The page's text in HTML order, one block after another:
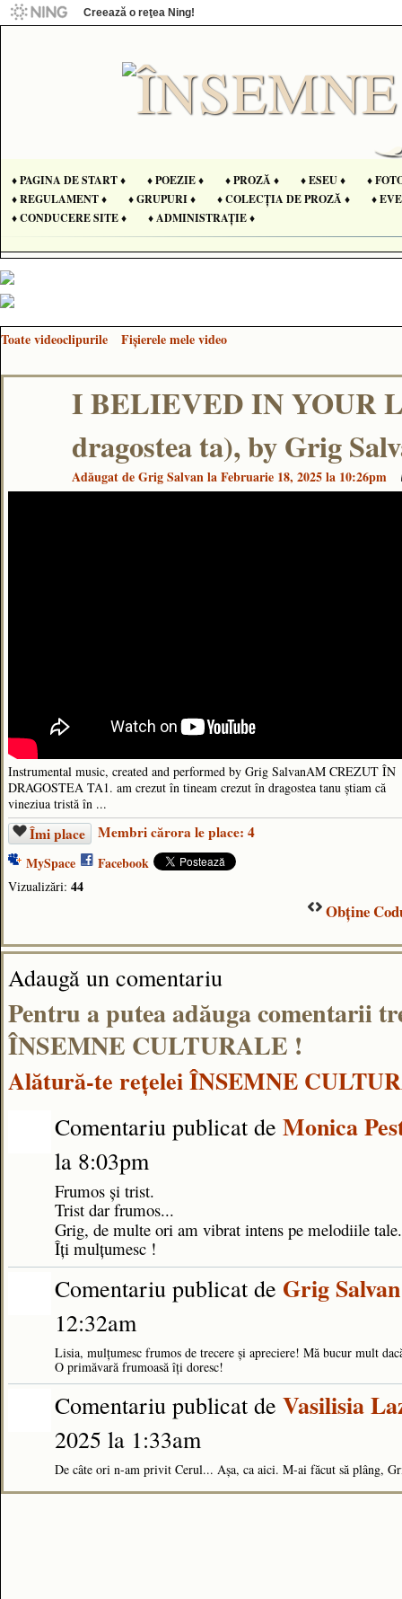
Creează o reţea Ning!
♦ PAGINA DE START ♦ ♦ POEZIE ♦ ♦ PROZĂ ♦ ♦ ESEU ♦
♦
♦ REGULAMENT ♦
♦ GRUPURI ♦ ♦ COLECȚIA DE PROZĂ ♦
♦
♦ CONDUCERE SITE ♦
♦ ADMINISTRAȚIE ♦
Toate videoclipurile Fişierele mele video
I BELIEVED IN YOUR
dragostea ta), by Grig
Adăugat deGrig Salvanla Februarie 18, 2025 la 10:26pm
Instrumental music, created and performed by Grig SalvanAM CREZUT ÎN
DRAGOSTEA TA1. am crezut în tineam crezut în dragostea tanu știam că
vineziua tristă în ...
Îmi place Membri cărora le place: 4
MySpace Facebook
Vizualizări: 44
Obţine
Adaugă un comentariu
Pentru a putea adăuga comentarii
ÎNSEMNE CULTURALE !
Alătură-te reţelei ÎNSEMNE
Comentariu publicat de Monica
la 8:03pm
Frumos și trist.
Trist dar frumos...
Grig, de multe ori am vibrat intens pe melodiile tale.
Îți mulțumesc !
Comentariu publicat de Grig Salvan
12:32am
Lisia, mulțumesc frumos de trecere și apreciere! Mă bucur mult
O primăvară frumoasă îți doresc!
Comentariu publicat de Vasilisia
2025 la 1:33am
De câte ori n-am privit Cerul... Așa, ca aici. M-ai făcut să plâng,